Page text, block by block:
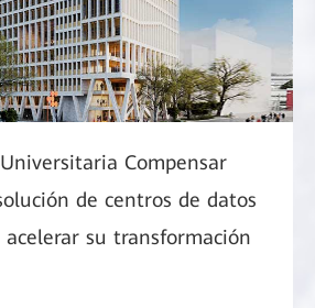
Compensar
de centros de datos
su transformación